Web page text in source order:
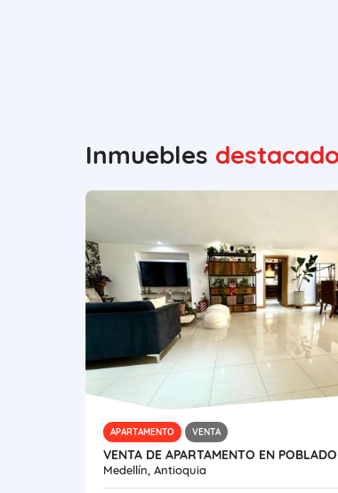
Inmuebles
APARTAMENTO VENTA
Medellín, Antioquia